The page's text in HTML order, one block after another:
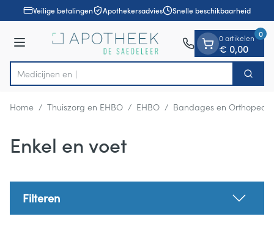
Ga naar de inhoud
1 van 1Veilige betalingen Apothekersadvies Snelle beschikbaarheid
Menu
Product, merk, categorie... Zoek
0 artikelen
€ 0,00
0
Home / Thuiszorg en EHBO / EHBO / Bandages en
Enkel en voet
Filteren